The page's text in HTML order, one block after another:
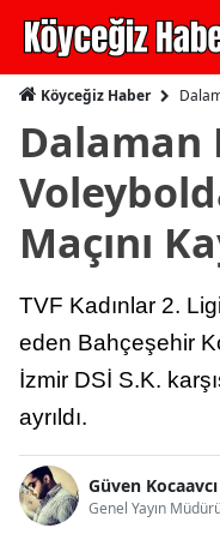
Köyceğiz Haber
Dalaman
Maçını
TVF Kadınlar 2.
eden Bahçeşehir
İzmir DSİ S.K.
ayrıldı.
Güven Kocaavcı
Genel Yayın